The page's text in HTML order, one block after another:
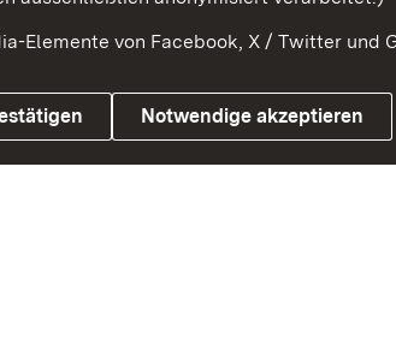
Impressum
Elemente von Facebook, X / Twitter und
Notwendige akzeptieren